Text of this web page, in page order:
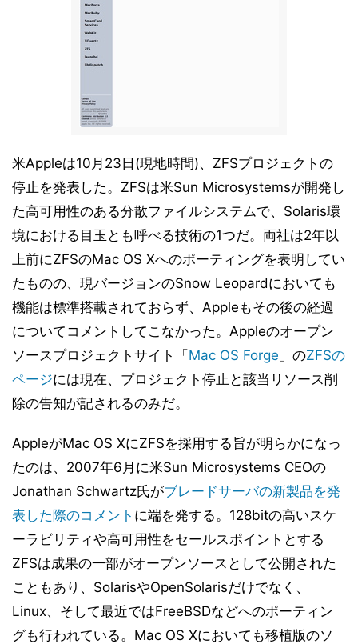
米Appleは10月23日(現地時間)、ZFSプロジェクトの
停止を発表した。ZFSは米Sun Microsystemsが開発し
た高可用性のある分散ファイルシステムで、Solaris環
境における目玉とも呼べる技術の1つだ。両社は2年以
上前にZFSのMac OS Xへのポーティングを表明してい
たものの、現バージョンのSnow Leopardにおいても
機能は標準搭載されておらず、Appleもその後の経過
についてコメントしてこなかった。Appleのオープン
ソースプロジェクトサイト「 Mac OS Forge 」のZFSの
ページには現在、プロジェクト停止と該当リソース削
除の告知が記されるのみだ。
AppleがMac OS XにZFSを採用する旨が明らかになっ
たのは、2007年6月に米Sun Microsystems CEOの
Jonathan Schwartz氏がブレードサーバの新製品を発
表した際のコメント に端を発する。128bitの高いスケ
ーラビリティや高可用性をセールスポイントとする
ZFSは成果の一部がオープンソースとして公開された
こともあり、SolarisやOpenSolarisだけでなく、
Linux、そして最近ではFreeBSDなどへのポーティン
グも行われている。Mac OS Xにおいても移植版のソ